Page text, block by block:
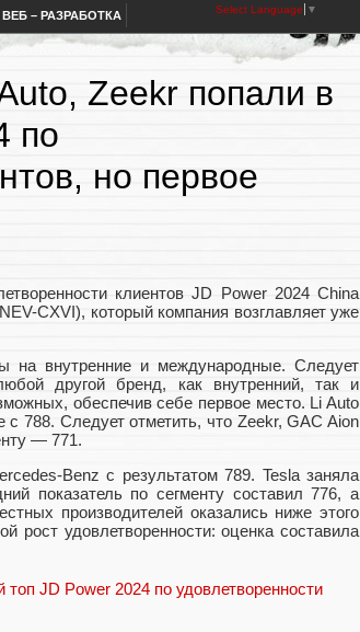
ВЕБ – РАЗРАБОТКА Select Language ▼
Zeekr попали в
по
но первое
клиентов JD Power 2024 China
CXVI), который компания возглавляет уже
на внутренние и международные. Следует
другой бренд, как внутренний, так и
обеспечив себе первое место. Li Auto
788. Следует отметить, что Zeekr, GAC Aion
— 771.
Benz с результатом 789. Tesla заняла
показатель по сегменту составил 776, а
производителей оказались ниже этого
рост удовлетворенности: оценка составила